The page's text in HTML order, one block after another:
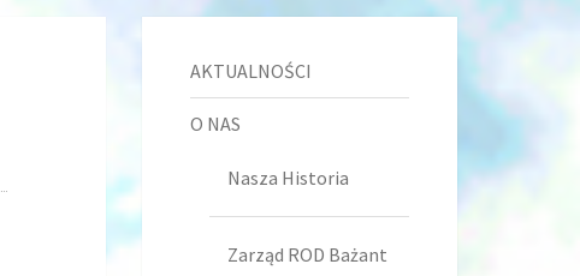
AKTUALNOŚCI
O NAS
Nasza Historia
Zarząd ROD Bażant